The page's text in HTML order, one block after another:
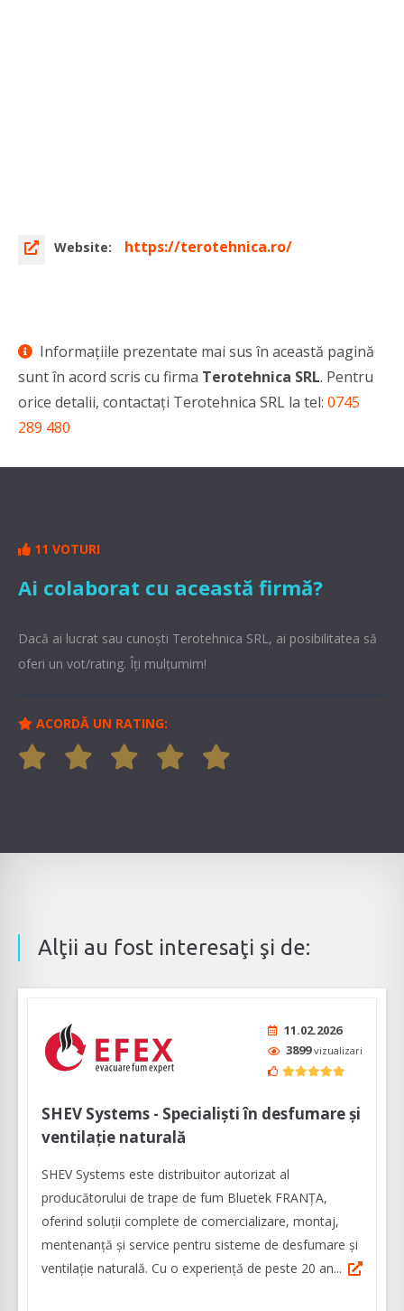
Website: https://terotehnica.ro/
Informaţiile prezentate mai sus în această pagină
sunt în acord scris cu firma Terotehnica SRL. Pentru
orice detalii, contactaţi Terotehnica SRL la tel: 0745
289 480
11 VOTURI
Ai colaborat cu această firmă?
Dacă ai lucrat sau cunoşti Terotehnica SRL, ai posibilitatea să
oferi un vot/rating. Îți mulțumim!
ACORDĂ UN RATING:
Alţii au fost interesaţi şi de:
11.02.2026
3899vizualizari
SHEV Systems - Specialiști în desfumare și
ventilație naturală
SHEV Systems este distribuitor autorizat al
producătorului de trape de fum Bluetek FRANȚA,
oferind soluții complete de comercializare, montaj,
mentenanță și service pentru sisteme de desfumare și
ventilație naturală. Cu o experiență de peste 20 an...